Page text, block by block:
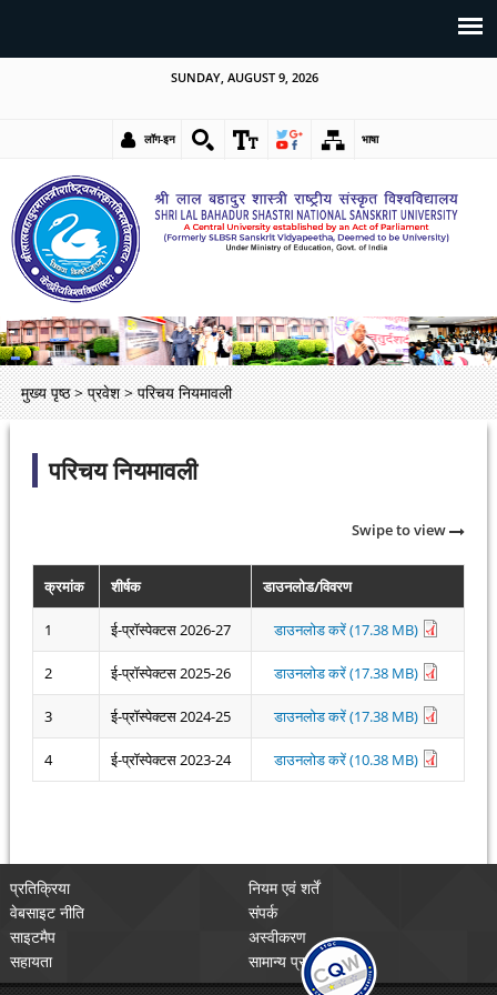
SUNDAY, AUGUST 9, 2026
लॉग-इन भाषा
मुख्य पृष्ठ > प्रवेश > परिचय नियमावली
परिचय नियमावली
Swipe to view
क्रमांक शीर्षक डाउनलोड/विवरण
1 ई-प्रॉस्पेक्टस 2026-27 डाउनलोड करें (17.38 MB)
2 ई-प्रॉस्पेक्टस 2025-26 डाउनलोड करें (17.38 MB)
3 ई-प्रॉस्पेक्टस 2024-25 डाउनलोड करें (17.38 MB)
4 ई-प्रॉस्पेक्टस 2023-24 डाउनलोड करें (10.38 MB)
प्रतिक्रिया
नियम एवं शर्तें
वेबसाइट नीति
संपर्क
साइटमैप
अस्वीकरण
सहायता
सामान्य प्रश्न